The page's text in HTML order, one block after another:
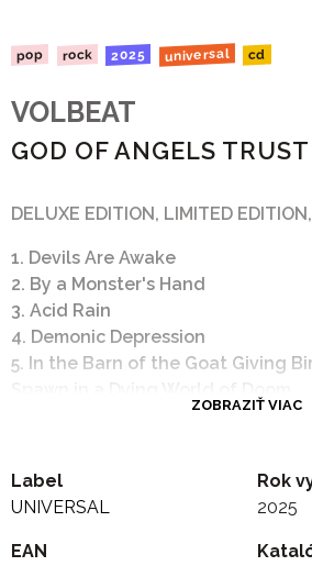
pop rock 2025 universal cd
VOLBEAT
GOD OF ANGELS TRUST
DELUXE EDITION, LIMITED
1. Devils Are Awake
2. By a Monster's Hand
3. Acid Rain
4. Demonic Depression
5. In the Barn of the Goat Giving
8. At the End of the Sirens
9. Lonely Fields
10. Enlighten the Disorder (By a
2)
ZOBRAZIŤ VIAC
Label
UNIVERSAL
Rok
2025
EAN